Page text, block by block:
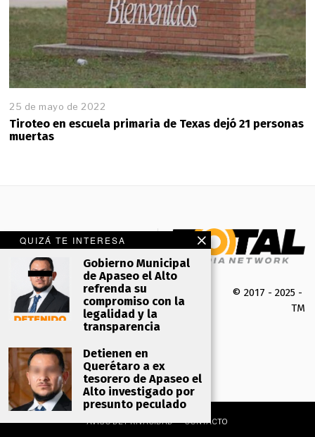
QUIZÁ TE INTERESA
Gobierno Municipal
de Apaseo el Alto
refrenda su
compromiso con la
legalidad y la
transparencia
Detienen en
Querétaro a ex
tesorero de Apaseo el
Alto investigado por
presunto peculado
25 de mayo de 2022
Tiroteo en escuela primaria de Texas dejó 21 personas
muertas
© 2017 - 2025 -
AVISO DE PRIVACIDAD CONTACTO